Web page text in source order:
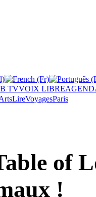
TVVOIX LIBRE
LireVoyagesParis
of
!